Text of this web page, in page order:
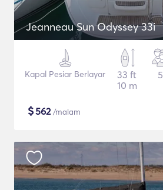
Jeanneau Sun Odyssey 33i
Kapal Pesiar Berlayar
33 ft
10 m
5
$562/malam